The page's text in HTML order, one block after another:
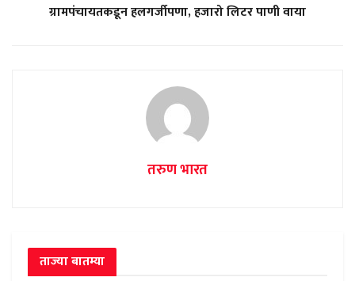
ग्रामपंचायतकडून हलगर्जीपणा, हजारो लिटर पाणी वाया
तरुण भारत
ताज्या बातम्या